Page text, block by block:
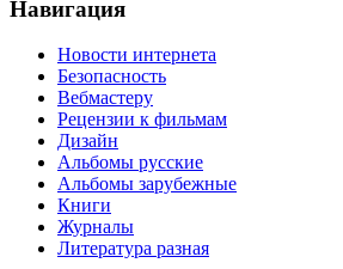
Навигация
Новости интернета
Безопасность
Вебмастеру
Рецензии к фильмам
Дизайн
Альбомы русские
Альбомы зарубежные
Книги
Журналы
Литература разная